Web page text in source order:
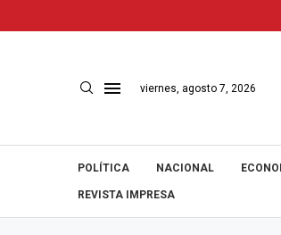
viernes, agosto 7, 2026
POLÍTICA NACIONAL
REVISTA IMPRESA